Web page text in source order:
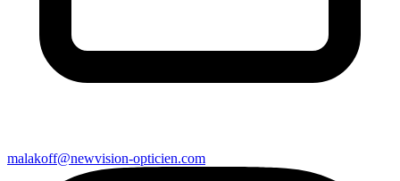
malakoff@newvision-opticien.com